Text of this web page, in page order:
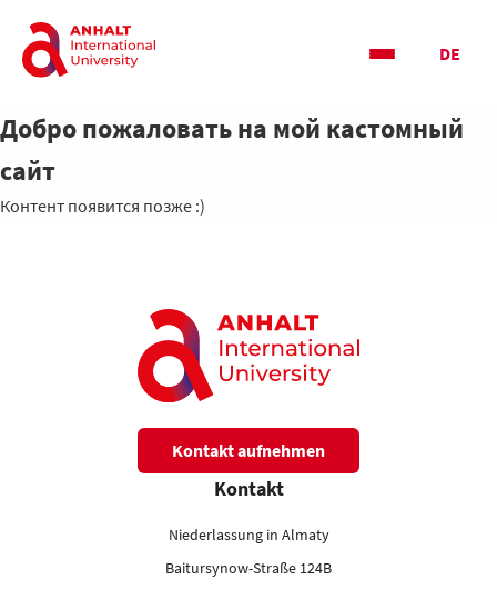
DE
Добро пожаловать на мой кастомный
сайт
Контент появится позже :)
Kontakt aufnehmen
Kontakt
Niederlassung in Almaty
Baitursynow-Straße 124B